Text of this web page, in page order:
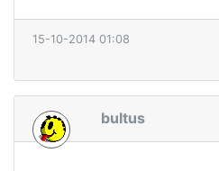
15-10-2014 01:08
bultus